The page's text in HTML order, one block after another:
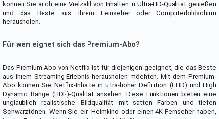
können Sie auch eine Vielzahl von Inhalten in Ultra-HD-Qualität genießen
und das Beste aus Ihrem Fernseher oder Computerbildschirm
herausholen.
Für wen eignet sich das Premium-Abo?
Das Premium-Abo von Netflix ist für diejenigen geeignet, die das Beste
aus ihrem Streaming-Erlebnis herausholen möchten. Mit dem Premium-
Abo können Sie Netflix-Inhalte in ultra-hoher Definition (UHD) und High
Dynamic Range (HDR)-Qualität ansehen. Diese Funktionen bieten eine
unglaublich realistische Bildqualität mit satten Farben und tiefen
Schwarztönen. Wenn Sie ein Heimkino oder einen 4K-Fernseher haben,